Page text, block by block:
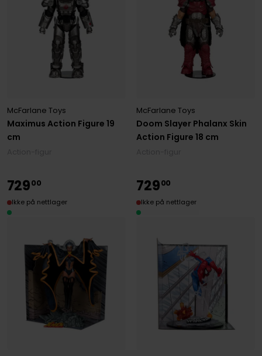
Maximus Action Figure 19
cm
McFarlane Toys
Doom Slayer Phalanx Skin
Action Figure 18 cm
McFarlane Toys
72900
Ikke på nettlager
72900
Ikke på nettlager